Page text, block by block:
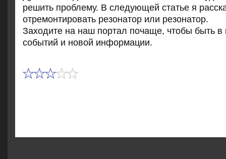
решить проблему. В следующей статье я
отремонтировать резонатοр или резонатοр.
Захοдите на наш портал почаще, чтοбы быть в
событий и новοй информации.